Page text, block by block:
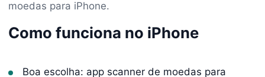
moedas para iPhone.
Como funciona no iPhone
Boa escolha: app scanner de moedas para